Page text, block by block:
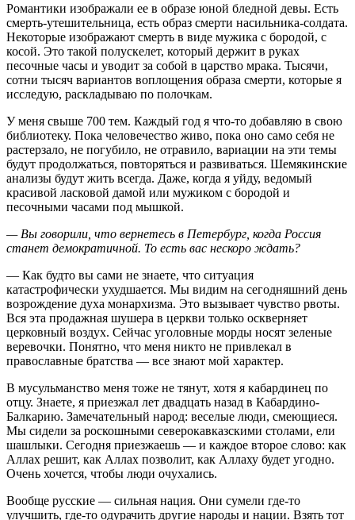
Романтики изображали ее в образе юной бледной девы. Есть
смерть-утешительница, есть образ смерти насильника-солдата.
Некоторые изображают смерть в виде мужика с бородой, с
косой. Это такой полускелет, который держит в руках
песочные часы и уводит за собой в царство мрака. Тысячи,
сотни тысяч вариантов воплощения образа смерти, которые я
исследую, раскладываю по полочкам.
У меня свыше 700 тем. Каждый год я что-то добавляю в свою
библиотеку. Пока человечество живо, пока оно само себя не
растерзало, не погубило, не отравило, вариации на эти темы
будут продолжаться, повторяться и развиваться. Шемякинские
анализы будут жить всегда. Даже, когда я уйду, ведомый
красивой ласковой дамой или мужиком с бородой и
песочными часами под мышкой.
— Вы говорили, что вернетесь в Петербург, когда Россия
станет демократичной. То есть вас нескоро ждать?
— Как будто вы сами не знаете, что ситуация
катастрофически ухудшается. Мы видим на сегодняшний день
возрождение духа монархизма. Это вызывает чувство рвоты.
Вся эта продажная шушера в церкви только оскверняет
церковный воздух. Сейчас уголовные морды носят зеленые
веревочки. Понятно, что меня никто не привлекал в
православные братства — все знают мой характер.
В мусульманство меня тоже не тянут, хотя я кабардинец по
отцу. Знаете, я приезжал лет двадцать назад в Кабардино-
Балкарию. Замечательный народ: веселые люди, смеющиеся.
Мы сидели за роскошными северокавказскими столами, ели
шашлыки. Сегодня приезжаешь — и каждое второе слово: как
Аллах решит, как Аллах позволит, как Аллаху будет угодно.
Очень хочется, чтобы люди очухались.
Вообще русские — сильная нация. Они сумели где-то
улучшить, где-то одурачить другие народы и нации. Взять тот